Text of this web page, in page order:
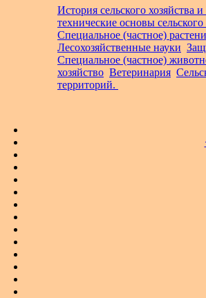
История сельского хозяйства
технические основы сельского
Специальное (частное)
Лесохозяйственные науки
Специальное (частное)
хозяйство Ветеринария
территорий.